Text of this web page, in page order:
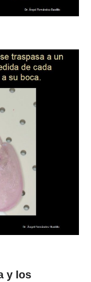
y los